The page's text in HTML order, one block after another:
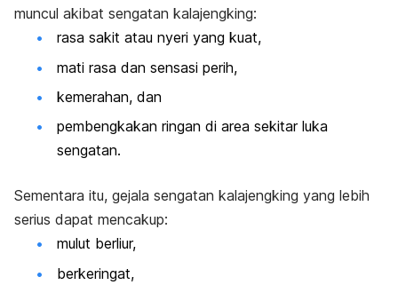
muncul akibat sengatan kalajengking:
rasa sakit atau nyeri yang kuat,
mati rasa dan sensasi perih,
kemerahan, dan
pembengkakan ringan di area sekitar luka
sengatan.
Sementara itu, gejala sengatan kalajengking yang lebih
serius dapat mencakup:
mulut berliur,
berkeringat,